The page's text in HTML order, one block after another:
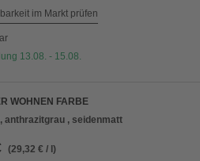
im Markt prüfen
13.08. - 15.08.
WOHNEN FARBE
anthrazitgrau , seidenmatt
(29,32 € / l)